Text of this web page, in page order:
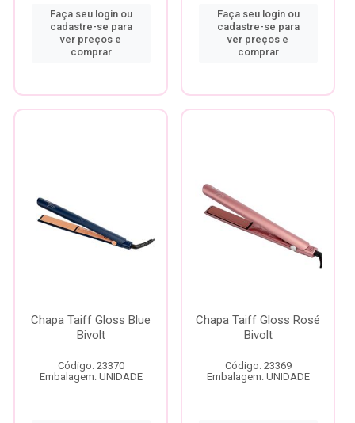
Faça seu login ou
cadastre-se para
ver preços e
comprar
Faça seu login ou
cadastre-se para
ver preços e
comprar
Chapa Taiff Gloss Blue
Bivolt
Código: 23370
Embalagem: UNIDADE
Chapa Taiff Gloss Rosé
Bivolt
Código: 23369
Embalagem: UNIDADE